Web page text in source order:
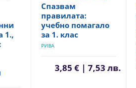
1.,
Спазвам
правилата:
учебно помагало
за 1. клас
РИВА
3,85 € | 7,53 лв.